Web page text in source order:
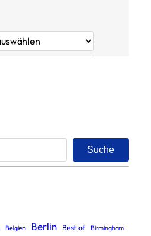
Suche
Belgien Berlin Best of Birmingham